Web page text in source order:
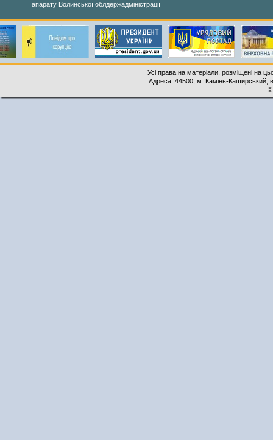
апарату Волинської облдержадміністрації
Усі права на матеріали, розміщені на
Адреса: 44500, м. Камінь-Каширський,
©